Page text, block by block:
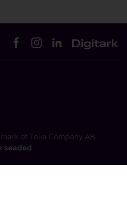
of Telia Company AB
seaded